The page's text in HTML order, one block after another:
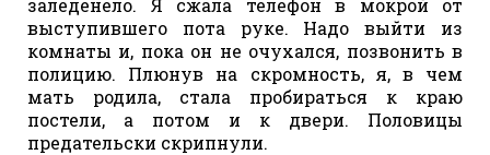
выступившего пота руке. Надо выйти из
комнаты и, пока он не очухался, позвонить в
полицию. Плюнув на скромность, я, в чем
мать родила, стала пробираться к краю
постели, а потом и к двери. Половицы
предательски скрипнули.